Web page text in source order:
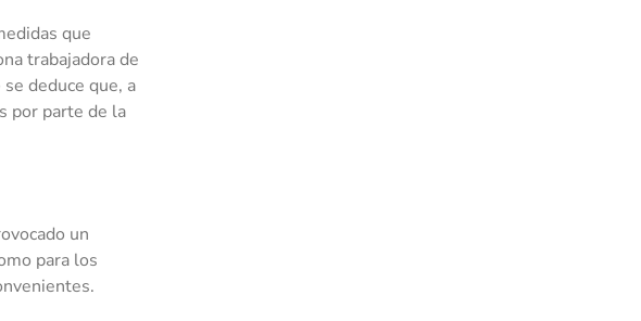
que
trabajadora de
deduce que, a
por parte de la
un
para los